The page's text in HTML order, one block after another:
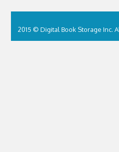
2015 © Digital Book Storage Inc.